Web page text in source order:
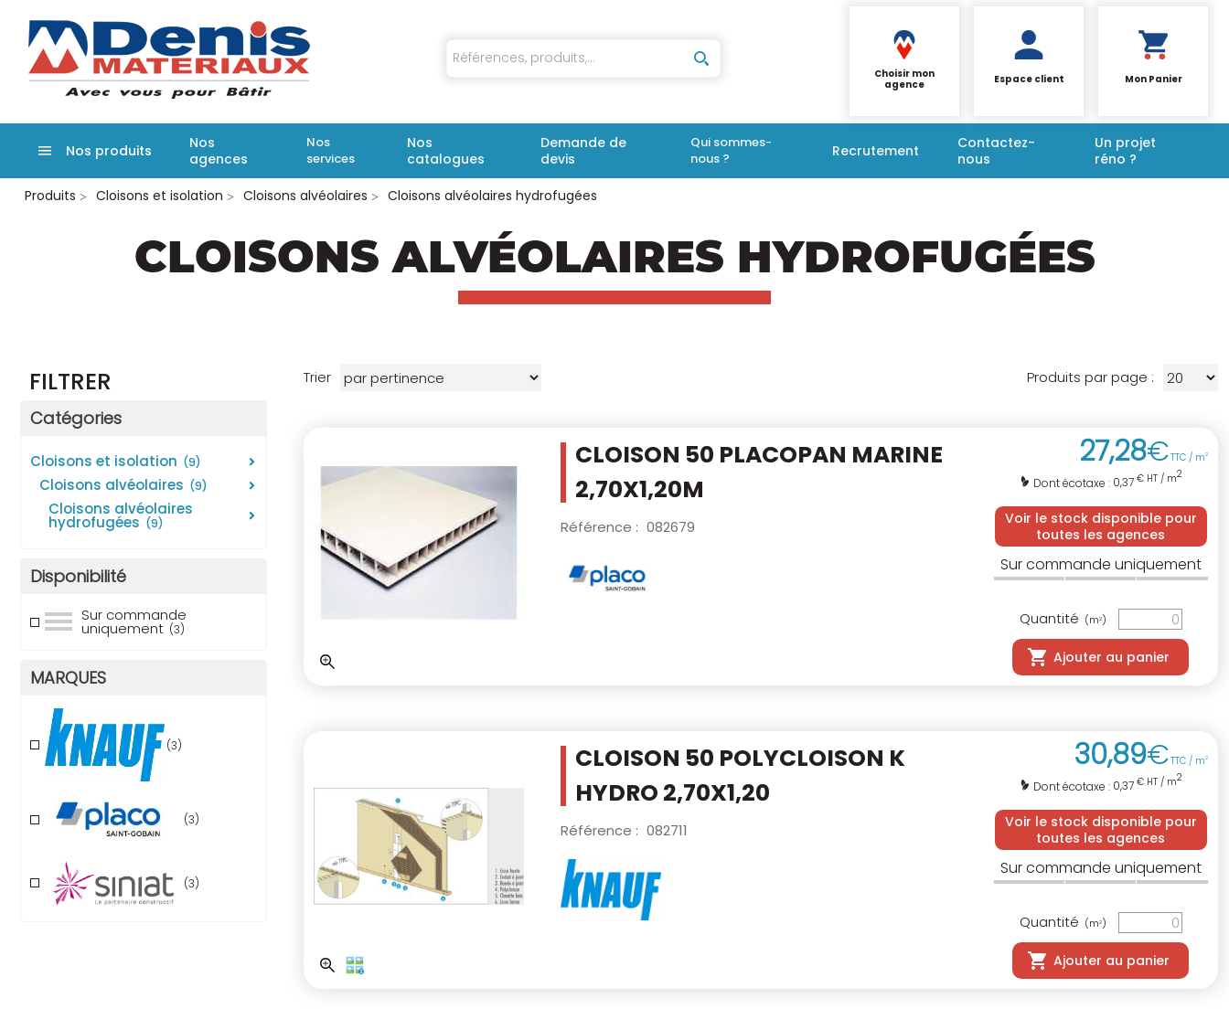
Aller
Choisir mon
agence
Espace client Mon Panier
Nos produits
Nos
agences
Nos
services
Nos
catalogues
Demande de
devis
Qui sommes-
nous ?
Recrutement
Contactez-
nous
Un projet
réno ?
Produits
Cloisons et isolation Cloisons alvéolaires Cloisons alvéolaires hydrofugées
CLOISONS ALVÉOLAIRES HYDROFUGÉES
FILTRER
Catégories
cloisons et isolation (9)
cloisons alvéolaires (9)
cloisons alvéolaires
hydrofugées (9)
Disponibilité
Sur commande
uniquement (3)
MARQUES
(3)
(3)
(3)
Trier Produits par page :
CLOISON 50 PLACOPAN MARINE
2,70X1,20M
Référence : 082679
27,28€TTC / m2
Dont écotaxe : 0,37€ HT / m2
Voir le stock disponible pour
toutes les agences
Sur commande uniquement
Quantité (m2)
Ajouter au panier
CLOISON 50 POLYCLOISON K
HYDRO 2,70X1,20
Référence : 082711
30,89€TTC / m2
Dont écotaxe : 0,37€ HT / m2
Voir le stock disponible pour
toutes les agences
Sur commande uniquement
Quantité (m2)
Ajouter au panier